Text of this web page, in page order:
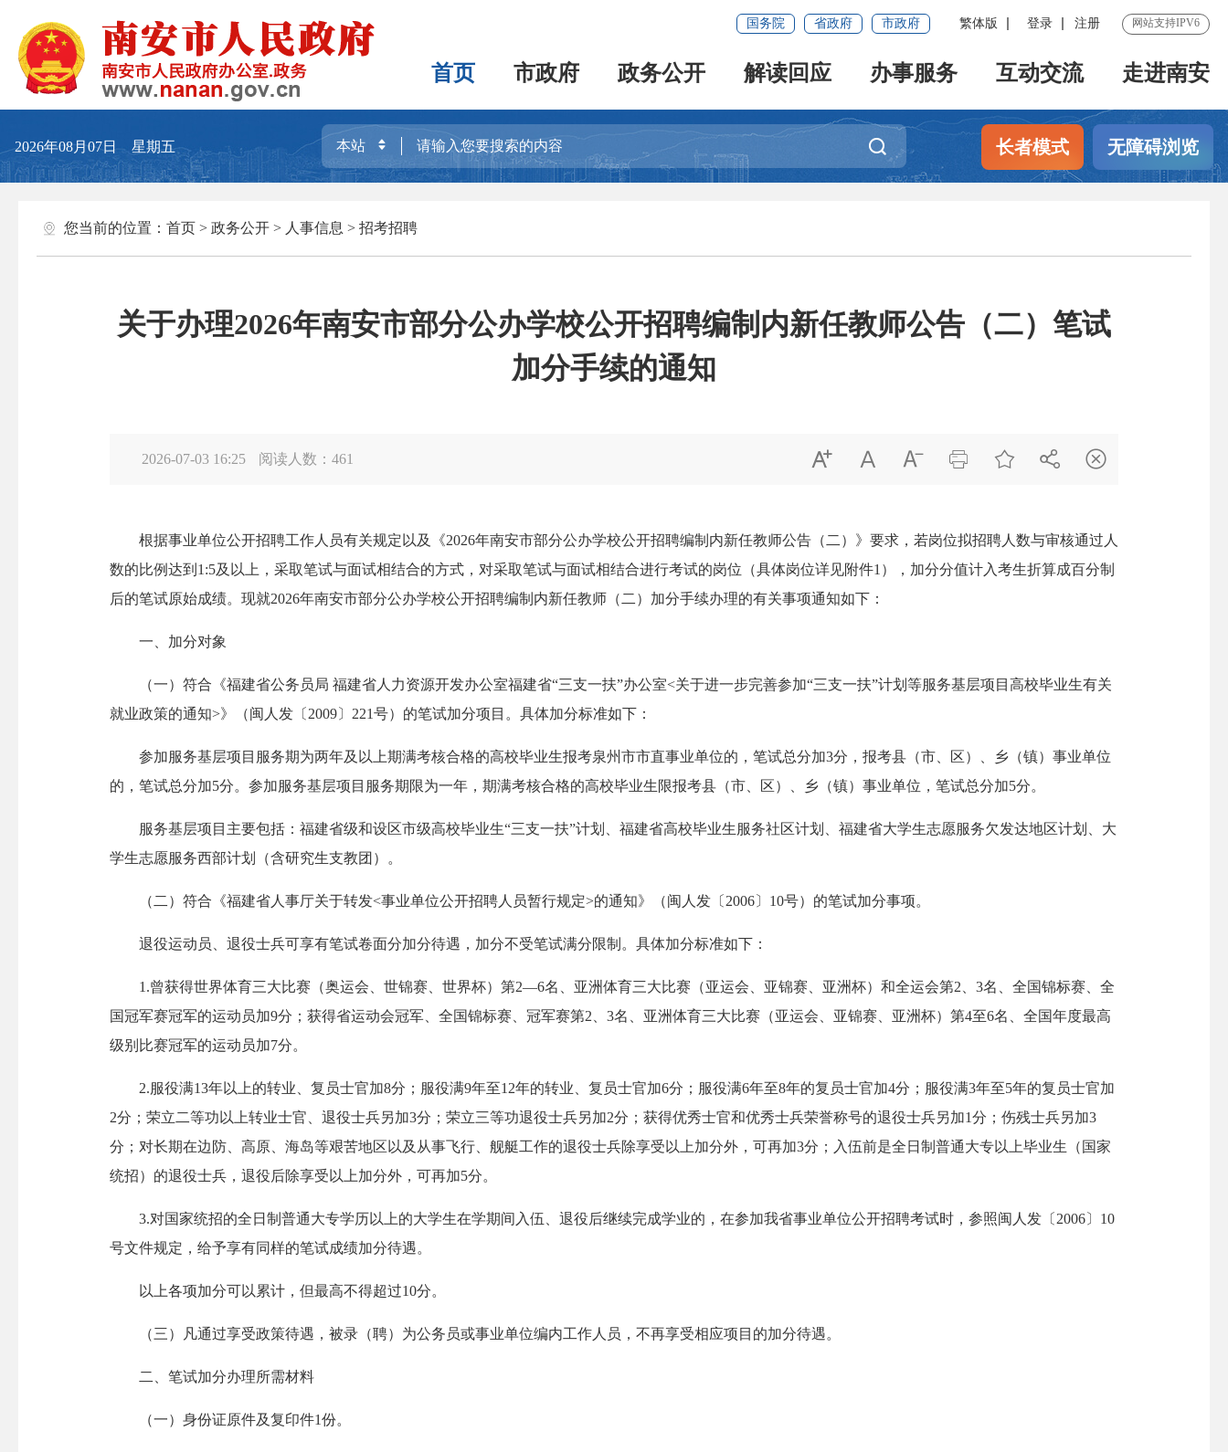
国务院 省政府 市政府 繁体版 登录 注册 网站支持IPV6
首页 市政府 政务公开 解读回应 办事服务 互动交流 走进南安
2026年08月07日 星期五 长者模式 无障碍浏览
您当前的位置： 首页 > 政务公开 > 人事信息 > 招考招聘
关于办理2026年南安市部分公办学校公开招聘编制内新任教师公告（二）笔试
加分手续的通知
2026-07-03 16:25 阅读人数： 461       
根据事业单位公开招聘工作人员有关规定以及《2026年南安市部分公办学校公开招聘编制内新任教师公告（二）》要求，若岗位拟招聘人数与审核通过人
数的比例达到1:5及以上，采取笔试与面试相结合的方式，对采取笔试与面试相结合进行考试的岗位（具体岗位详见附件1），加分分值计入考生折算成百分制
后的笔试原始成绩。现就2026年南安市部分公办学校公开招聘编制内新任教师（二）加分手续办理的有关事项通知如下：
一、加分对象
（一）符合《福建省公务员局 福建省人力资源开发办公室福建省“三支一扶”办公室<关于进一步完善参加“三支一扶”计划等服务基层项目高校毕业生有关
就业政策的通知>》（闽人发〔2009〕221号）的笔试加分项目。具体加分标准如下：
参加服务基层项目服务期为两年及以上期满考核合格的高校毕业生报考泉州市市直事业单位的，笔试总分加3分，报考县（市、区）、乡（镇）事业单位
的，笔试总分加5分。参加服务基层项目服务期限为一年，期满考核合格的高校毕业生限报考县（市、区）、乡（镇）事业单位，笔试总分加5分。
服务基层项目主要包括：福建省级和设区市级高校毕业生“三支一扶”计划、福建省高校毕业生服务社区计划、福建省大学生志愿服务欠发达地区计划、大
学生志愿服务西部计划（含研究生支教团）。
（二）符合《福建省人事厅关于转发<事业单位公开招聘人员暂行规定>的通知》（闽人发〔2006〕10号）的笔试加分事项。
退役运动员、退役士兵可享有笔试卷面分加分待遇，加分不受笔试满分限制。具体加分标准如下：
1.曾获得世界体育三大比赛（奥运会、世锦赛、世界杯）第2—6名、亚洲体育三大比赛（亚运会、亚锦赛、亚洲杯）和全运会第2、3名、全国锦标赛、全
国冠军赛冠军的运动员加9分；获得省运动会冠军、全国锦标赛、冠军赛第2、3名、亚洲体育三大比赛（亚运会、亚锦赛、亚洲杯）第4至6名、全国年度最高
级别比赛冠军的运动员加7分。
2.服役满13年以上的转业、复员士官加8分；服役满9年至12年的转业、复员士官加6分；服役满6年至8年的复员士官加4分；服役满3年至5年的复员士官加
2分；荣立二等功以上转业士官、退役士兵另加3分；荣立三等功退役士兵另加2分；获得优秀士官和优秀士兵荣誉称号的退役士兵另加1分；伤残士兵另加3
分；对长期在边防、高原、海岛等艰苦地区以及从事飞行、舰艇工作的退役士兵除享受以上加分外，可再加3分；入伍前是全日制普通大专以上毕业生（国家
统招）的退役士兵，退役后除享受以上加分外，可再加5分。
3.对国家统招的全日制普通大专学历以上的大学生在学期间入伍、退役后继续完成学业的，在参加我省事业单位公开招聘考试时，参照闽人发〔2006〕10
号文件规定，给予享有同样的笔试成绩加分待遇。
以上各项加分可以累计，但最高不得超过10分。
（三）凡通过享受政策待遇，被录（聘）为公务员或事业单位编内工作人员，不再享受相应项目的加分待遇。
二、笔试加分办理所需材料
（一）身份证原件及复印件1份。